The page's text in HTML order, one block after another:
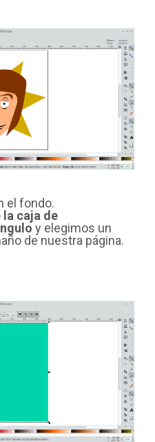
el fondo.
caja de
y elegimos un
de nuestra página.